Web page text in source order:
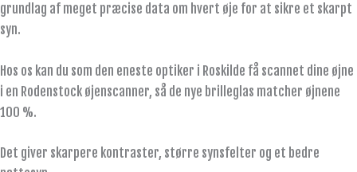
grundlag af meget præcise data om hvert øje for at sikre et skarpt
syn.
Hos os kan du som den eneste optiker i Roskilde få scannet dine øjne
i en Rodenstock øjenscanner, så de nye brilleglas matcher øjnene
100 %.
Det giver skarpere kontraster, større synsfelter og et bedre